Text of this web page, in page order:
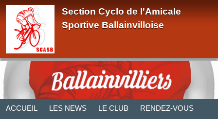
Section Cyclo de l'Amicale
Sportive Ballainvilloise
ACCUEIL LES NEWS LE CLUB RENDEZ-VOUS
Panneau de gestion des cookies